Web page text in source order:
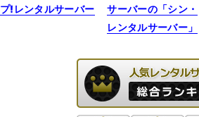
プ!レンタルサーバー
サーバーの「シン・
レンタルサーバー」